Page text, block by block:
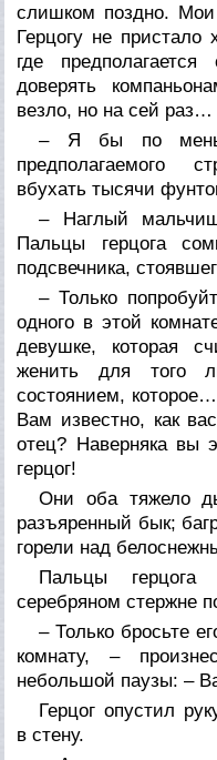
слишком поздно.
Герцогу не пристало
где
доверять
везло, но на сей раз…
– Я бы по
предполагаемого
вбухать тысячи
– Наглый
Пальцы герцога
подсвечника,
– Только
одного в этой
девушке, которая
женить для того
состоянием,
Вам известно, как
отец? Наверняка вы
герцог!
Они оба тяжело
разъяренный бык;
горели над
Пальцы
серебряном стержне
– Только бросьте
комнату, –
небольшой паузы: –
Герцог опустил
в стену.